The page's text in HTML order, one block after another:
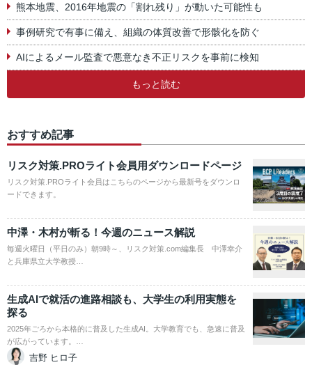
熊本地震、2016年地震の「割れ残り」が動いた可能性も
事例研究で有事に備え、組織の体質改善で形骸化を防ぐ
AIによるメール監査で悪意なき不正リスクを事前に検知
もっと読む
おすすめ記事
リスク対策.PROライト会員用ダウンロードページ
リスク対策.PROライト会員はこちらのページから最新号をダウンロ
ードできます。
中澤・木村が斬る！今週のニュース解説
毎週火曜日（平日のみ）朝9時～、リスク対策.com編集長 中澤幸介
と兵庫県立大学教授…
生成AIで就活の進路相談も、大学生の利用実態を
探る
2025年ごろから本格的に普及した生成AI。大学教育でも、急速に普及
が広がっています。…
吉野 ヒロ子